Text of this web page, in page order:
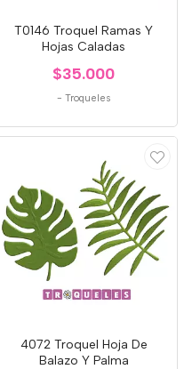
T0146 Troquel Ramas Y
Hojas Caladas
$35.000
- Troqueles
4072 Troquel Hoja De
Balazo Y Palma